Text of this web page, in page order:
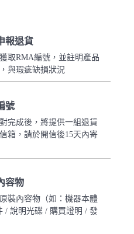
報退貨
取RMA編號，並註明產品
與瑕疵缺損狀況
號
完成後，將提供一組退貨
箱，請於開信後15天內寄
容物
裝內容物（如：機器本體
/ 說明光碟 / 購買證明 / 發